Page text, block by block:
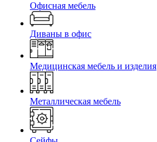
Офисная мебель
Диваны в офис
Медицинская мебель и изделия
Металлическая мебель